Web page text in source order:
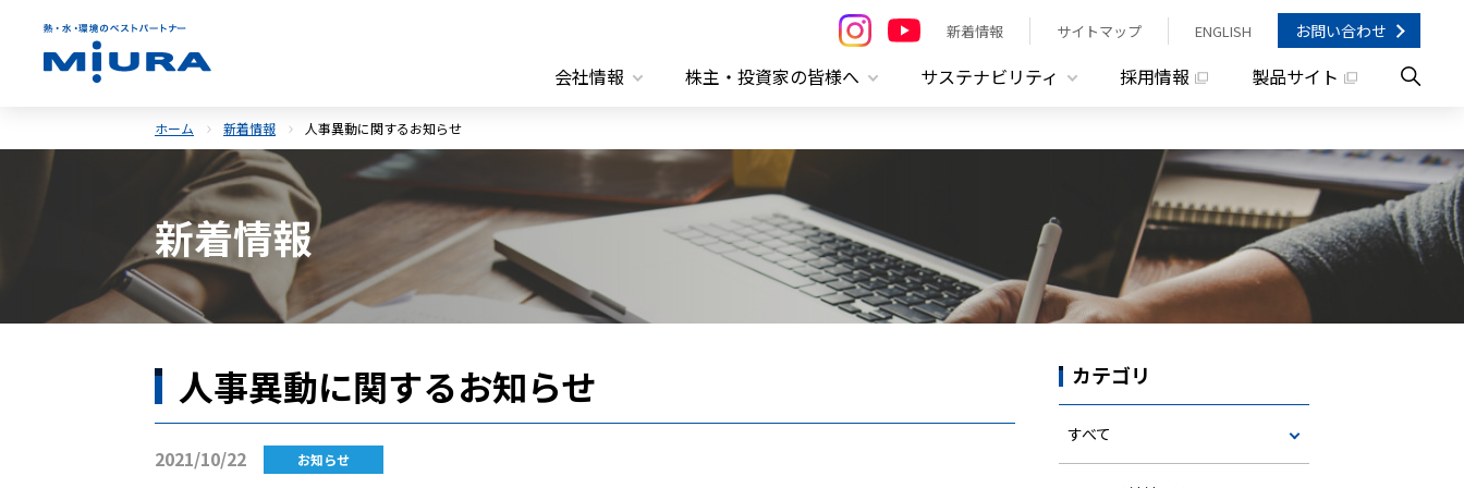
新着情報 サイトマップ ENGLISH お問い合わせ
会社情報 株主・投資家の皆様へ サステナビリティ 採用情報 製品サイト
ホーム 新着情報 人事異動に関するお知らせ
新着情報
人事異動に関するお知らせ
2021/10/22 お知らせ
カテゴリ
すべて